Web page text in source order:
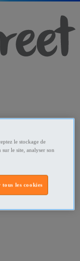
le stockage de
le site, analyser son
les cookies